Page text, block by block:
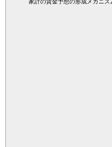
家計の賃金予想の形成メカニ